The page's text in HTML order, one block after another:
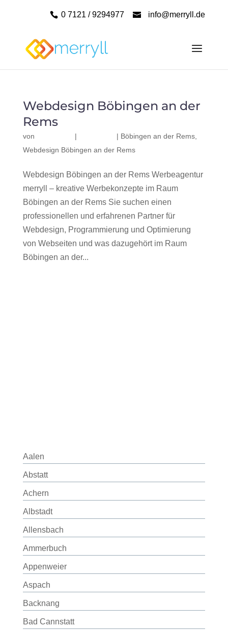
0 7121 / 9294977 info@merryll.de
Webdesign Böbingen an der
Rems
von | | Böbingen an der Rems,
Webdesign Böbingen an der Rems
Webdesign Böbingen an der Rems Werbeagentur
merryll – kreative Werbekonzepte im Raum
Böbingen an der Rems Sie suchen einen
professionellen und erfahrenen Partner für
Webdesign, Programmierung und Optimierung
von Webseiten und was dazugehört im Raum
Böbingen an der...
Aalen
Abstatt
Achern
Albstadt
Allensbach
Ammerbuch
Appenweier
Aspach
Backnang
Bad Cannstatt